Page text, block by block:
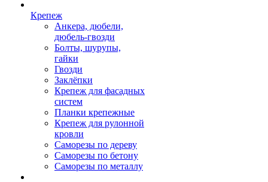
Крепеж
Анкера, дюбели,
дюбель-гвозди
Болты, шурупы,
гайки
Гвозди
Заклёпки
Крепеж для фасадных
систем
Планки крепежные
Крепеж для рулонной
кровли
Саморезы по дереву
Саморезы по бетону
Саморезы по металлу